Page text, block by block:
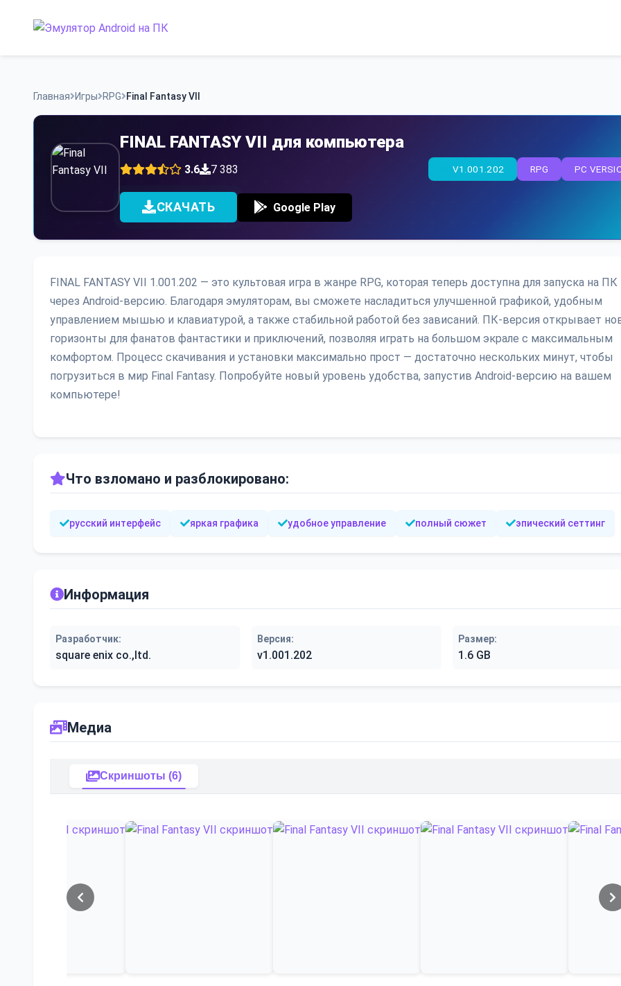
Главная Игры RPG Final Fantasy VII
FINAL FANTASY VII для компьютера
3.6 7 383 PC
RPG
V1.001.202
СКАЧАТЬ Google Play
FINAL FANTASY VII 1.001.202 — это культовая игра в жанре RPG, которая теперь доступна для запуска на ПК
через Android-версию. Благодаря эмуляторам, вы сможете насладиться улучшенной графикой, удобным
управлением мышью и клавиатурой, а также стабильной работой без зависаний. ПК-версия открывает
горизонты для фанатов фантастики и приключений, позволяя играть на большом экрале с максимальным
комфортом. Процесс скачивания и установки максимально прост — достаточно нескольких минут, чтобы
погрузиться в мир Final Fantasy. Попробуйте новый уровень удобства, запустив Android-версию на вашем
компьютере!
Что взломано и разблокировано:
русский интерфейс яркая графика удобное управление полный сюжет эпический сеттинг
Информация
Разработчик:
square enix co.,ltd.
Версия:
v1.001.202
Размер:
1.6 GB
Медиа
Скриншоты (6)